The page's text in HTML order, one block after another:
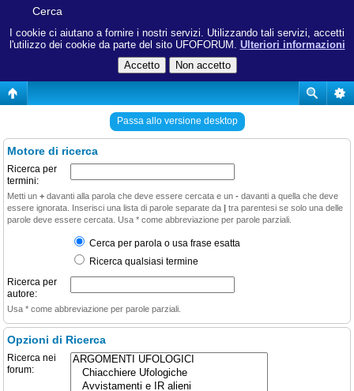
I cookie ci aiutano a fornire i nostri servizi. Utilizzando tali servizi, accetti
l'utilizzo dei cookie da parte del sito UFOFORUM. Ulteriori informazioni
Cerca
Passa allo versione desktop
Motore di ricerca
Ricerca per
termini:
Metti un + davanti alla parola che deve essere cercata e un - davanti a quella che deve
essere ignorata. Inserisci una lista di parole separate da | tra parentesi se solo una delle
parole deve essere cercata. Usa * come abbreviazione per parole parziali.
Cerca per parola o usa frase esatta
Ricerca qualsiasi termine
Ricerca per
autore:
Usa * come abbreviazione per parole parziali.
Opzioni di Ricerca
Ricerca nei
forum: